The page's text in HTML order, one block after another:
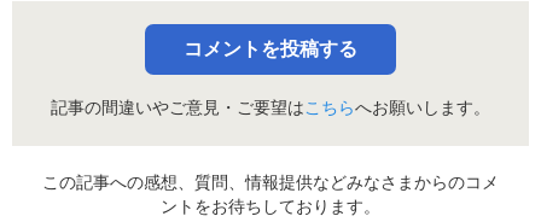
コメントを投稿する
記事の間違いやご意見・ご要望はこちらへお願いします。
この記事への感想、質問、情報提供などみなさまからのコメ
ントをお待ちしております。